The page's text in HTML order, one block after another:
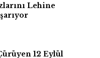
Lehine
12 Eylül